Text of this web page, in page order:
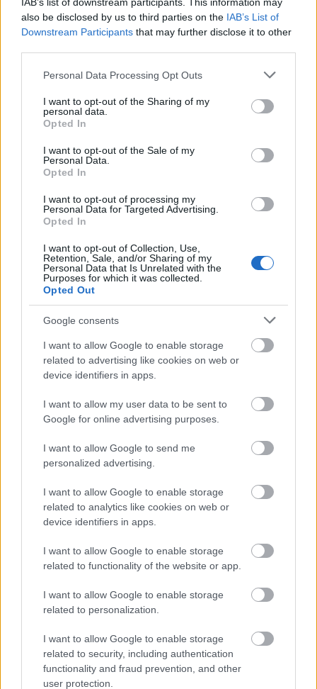
also be disclosed by us to third parties on the IAB’s List of
Downstream Participants that may further disclose it to other
Please note that this website/app uses one or more Google
not limited to your visit or usage behaviour. You may click to
grant or deny consent to Google and its third-party tags to
use your data for below specified purposes in below Google
consent section.
Personal Data Processing Opt Outs
I want to opt-out of the Sharing of my
personal data.
Opted In
I want to opt-out of the Sale of my
Personal Data.
Opted In
I want to opt-out of processing my
Personal Data for Targeted Advertising.
Opted In
I want to opt-out of Collection, Use,
Retention, Sale, and/or Sharing of my
Personal Data that Is Unrelated with the
Purposes for which it was collected.
Opted Out
Google consents
I want to allow Google to enable storage
related to advertising like cookies on web or
device identifiers in apps.
I want to allow my user data to be sent to
Google for online advertising purposes.
I want to allow Google to send me
personalized advertising.
I want to allow Google to enable storage
related to analytics like cookies on web or
device identifiers in apps.
I want to allow Google to enable storage
related to functionality of the website or app.
I want to allow Google to enable storage
related to personalization.
I want to allow Google to enable storage
related to security, including authentication
functionality and fraud prevention, and other
user protection.
túlárazott dizájner pólókkal:
egérrobotlegóval: